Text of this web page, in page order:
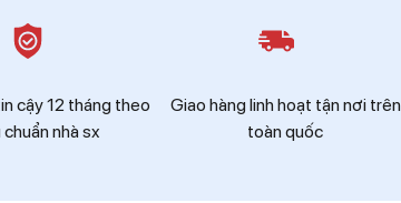
cậy 12 tháng theo
nhà sx
Giao hàng linh hoạt tận nơi trên
toàn quốc